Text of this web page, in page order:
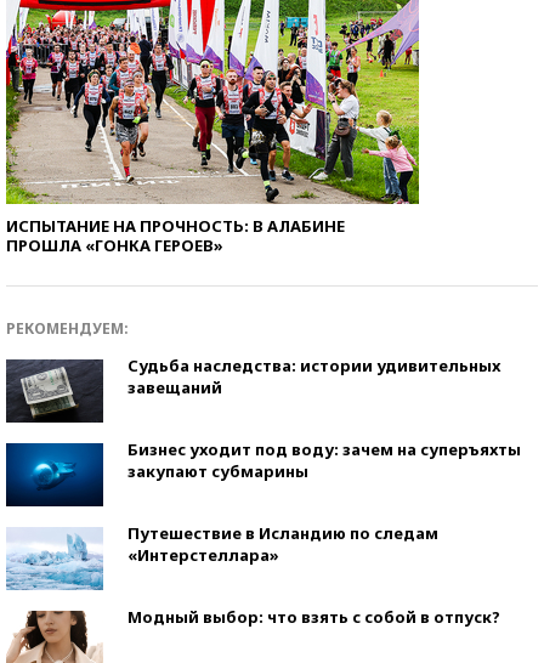
ИСПЫТАНИЕ НА ПРОЧНОСТЬ: В АЛАБИНЕ
ПРОШЛА «ГОНКА ГЕРОЕВ»
РЕКОМЕНДУЕМ:
Судьба наследства: истории удивительных
завещаний
Бизнес уходит под воду: зачем на суперъяхты
закупают субмарины
Путешествие в Исландию по следам
«Интерстеллара»
Модный выбор: что взять с собой в отпуск?